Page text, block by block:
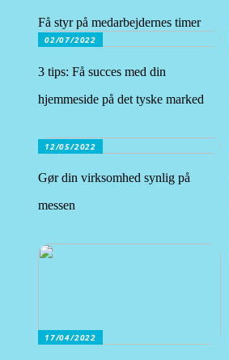
Få styr på medarbejdernes timer
02/07/2022
3 tips: Få succes med din
hjemmeside på det tyske marked
12/05/2022
Gør din virksomhed synlig på
messen
17/04/2022